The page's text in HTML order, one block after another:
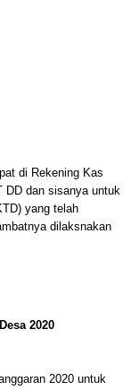
di Rekening Kas
DD dan sisanya untuk
yang telah
dilaksnakan
2020
2020 untuk